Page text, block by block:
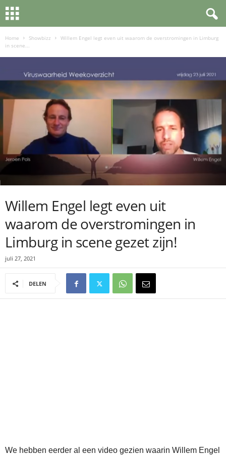
Home Showbizz
Willem Engel legt even uit waarom de overstromingen in Limburg
in scene...
Willem Engel legt even uit
waarom de overstromingen in
Limburg in scene gezet zijn!
juli 27, 2021
DELEN
We hebben eerder al een video gezien waarin Willem Engel